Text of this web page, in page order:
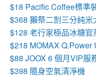
$18 Pacific Coffee標準
$368 獺祭二割三分純米
$128 老行家極品冰糖官
$218 MOMAX Q.Power
$88 JOOX 6 個月VIP服
$398 隨身空氣清淨機